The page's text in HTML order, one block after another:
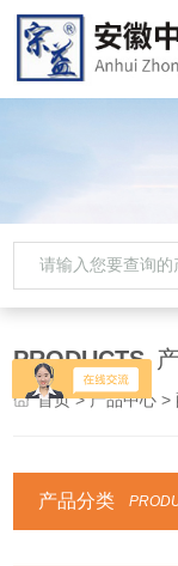
PRODUCTS
首页>产品中心 >
产品分类